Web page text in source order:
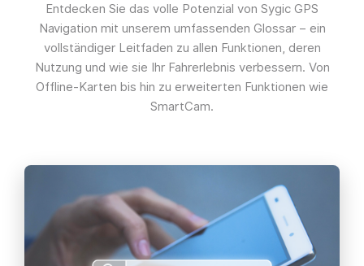
Entdecken Sie das volle Potenzial von Sygic GPS
Navigation mit unserem umfassenden Glossar – ein
vollständiger Leitfaden zu allen Funktionen, deren
Nutzung und wie sie Ihr Fahrerlebnis verbessern. Von
Offline-Karten bis hin zu erweiterten Funktionen wie
SmartCam.